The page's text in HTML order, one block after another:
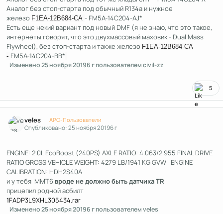
Аналог без стоп-старта под обычный R134a и нужное
железо F1EA-12B684-CA - FM5A-14C204-AJ*
Есть еще некий вариант под новый DMF (я не знаю, что это такое,
интернеты говорят, что это двухмассовый маховик - Dual Mass
Flywheel), без стоп-старта и также железо F1EA-12B684-CA
- FM5A-14C204-BB*
Изменено25 ноября 20196 гпользователем civil-zz
5
veles APC-Пользователи
Опубликовано:25 ноября 20196 г
ENGINE: 2.0L EcoBoost (240PS) AXLE RATIO: 4.063/2.955 FINAL DRIVE
RATIO GROSS VEHICLE WEIGHT: 4279 LB/1941 KG GVW ENGINE
CALIBRATION: HDH2S40A
и у тебя MMT6 вроде не должно быть датчика TR
прицепил родной асбилт
1FADP3L9XHL305434.rar
Изменено25 ноября 20196 гпользователем veles